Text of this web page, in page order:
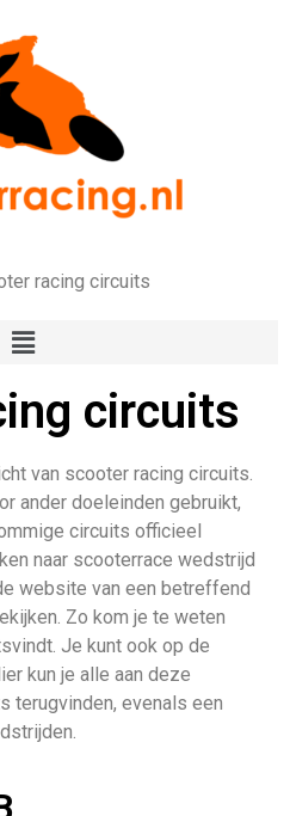
racing circuits
circuits
van scooter racing circuits.
ander doeleinden gebruikt,
circuits officieel
naar scooterrace wedstrijd
website van een betreffend
Zo kom je te weten
Je kunt ook op de
kun je alle aan deze
terugvinden, evenals een